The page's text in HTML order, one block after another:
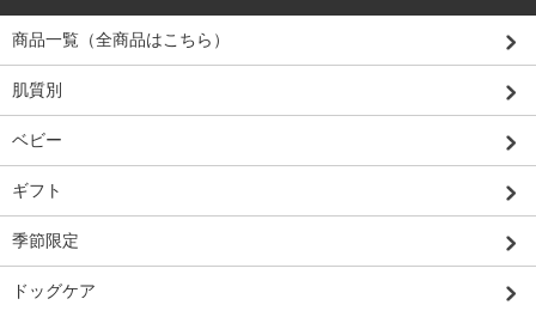
商品一覧（全商品はこちら）
肌質別
ベビー
ギフト
季節限定
ドッグケア